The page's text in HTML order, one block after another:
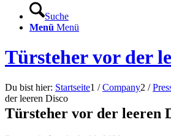
Suche
Menü Menü
Türsteher vor der
Du bist hier: Startseite1 / Company2 /
der leeren Disco
Türsteher vor der leeren